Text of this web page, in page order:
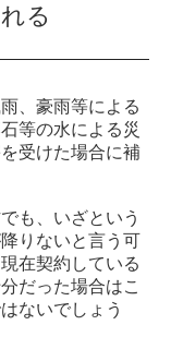
る
、豪雨等による
等の水による災
受けた場合に補
も、いざという
りないと言う可
在契約している
だった場合はこ
ないでしょう